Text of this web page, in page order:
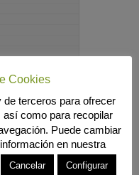
Cookies
terceros para ofrecer
como para recopilar
Puede cambiar
en nuestra
Cancelar Configurar